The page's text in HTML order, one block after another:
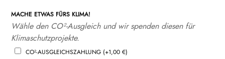
MACHE ETWAS FÜRS KLIMA!
Wähle den CO²-Ausgleich und wir spenden diesen für
Klimaschutzprojekte.
CO²-AUSGLEICHSZAHLUNG (+1,00 €)